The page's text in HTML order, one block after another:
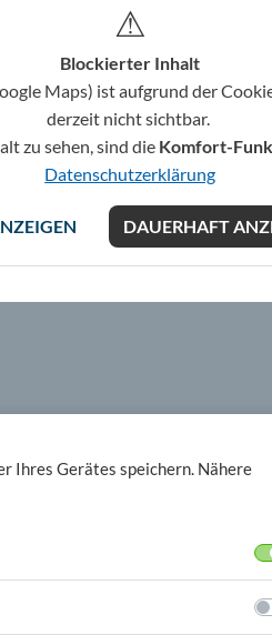
⚠
Blockierter Inhalt
Maps) ist aufgrund der
derzeit nicht sichtbar.
zu sehen, sind die Komfort-
Datenschutzerklärung
DAUERHAFT
Ihres Gerätes speichern. Nähere